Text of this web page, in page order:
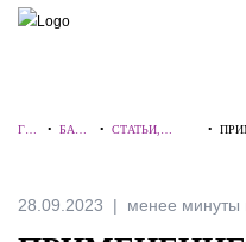
ПОИСК ПО САЙТУ
ГЛА
•БАЗА
• СТАТЬИ,
•
28.09.2023 менее минуты